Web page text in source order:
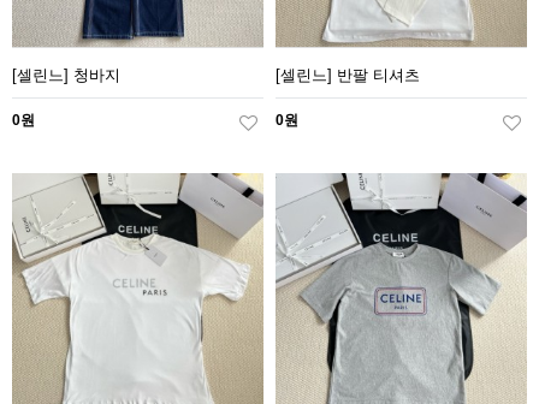
[셀린느] 청바지
0원
[셀린느] 반팔 티셔츠
0원